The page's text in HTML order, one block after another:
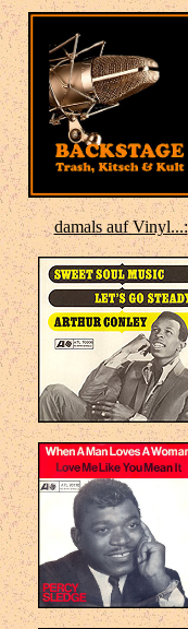
damals auf Vinyl...: